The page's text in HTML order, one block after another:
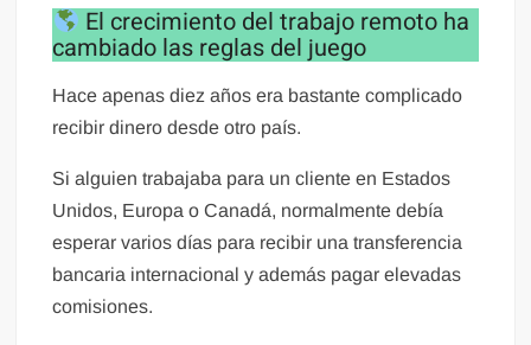
El crecimiento del trabajo remoto ha
cambiado las reglas del juego
Hace apenas diez años era bastante complicado
recibir dinero desde otro país.
Si alguien trabajaba para un cliente en Estados
Unidos, Europa o Canadá, normalmente debía
esperar varios días para recibir una transferencia
bancaria internacional y además pagar elevadas
comisiones.